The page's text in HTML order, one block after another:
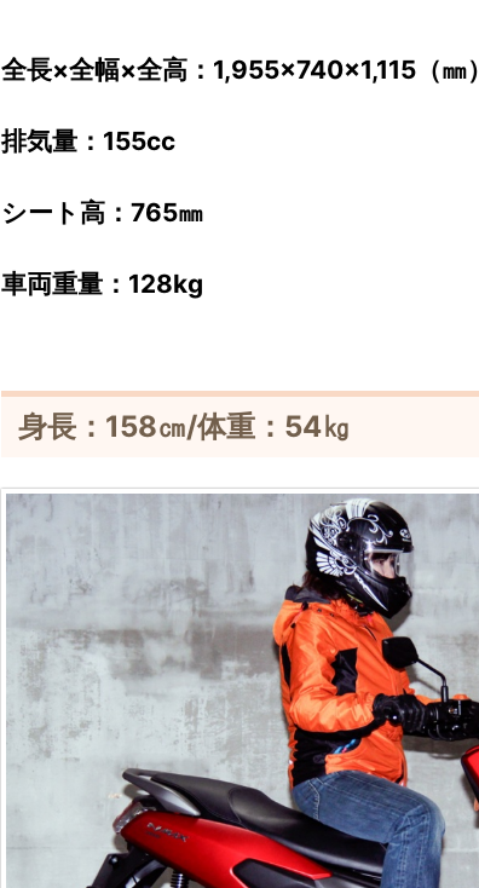
全長×全幅×全高：1,955×740×1,115（㎜）
排気量：155cc
シート高：765㎜
車両重量：128kg
身長：158㎝/体重：54㎏